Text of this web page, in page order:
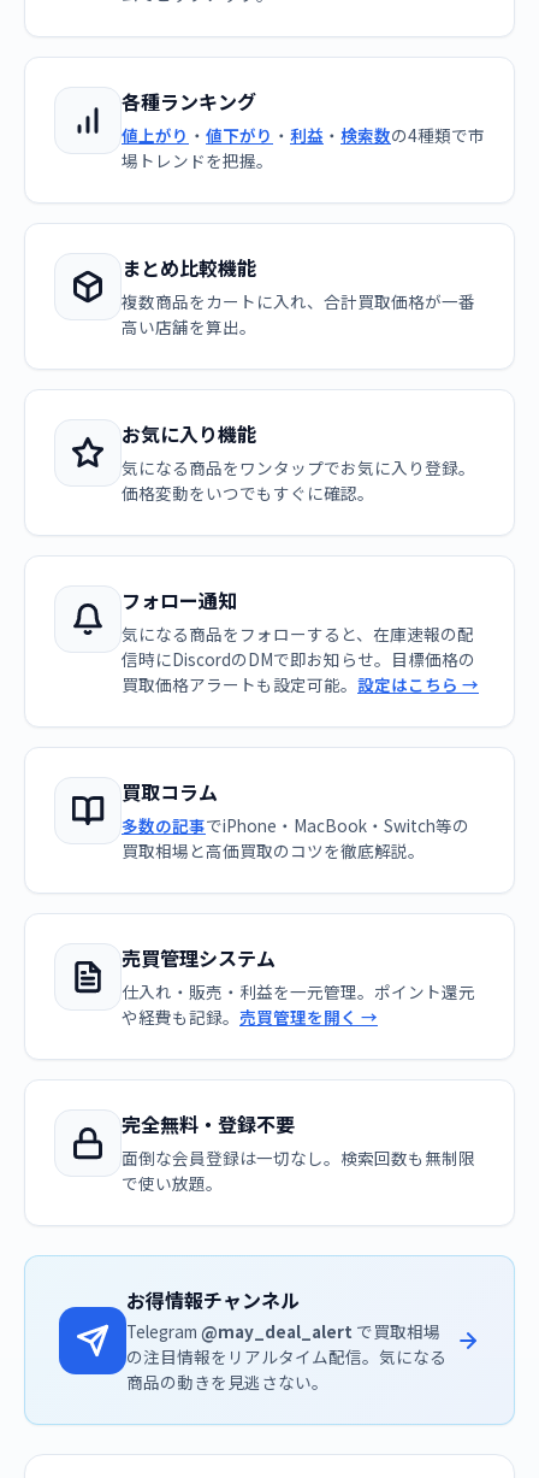
各種ランキング
値上がり ・ 値下がり ・ 利益 ・ 検索数の4種類で市
場トレンドを把握。
まとめ比較機能
複数商品をカートに入れ、合計買取価格が一番
高い店舗を算出。
お気に入り機能
気になる商品をワンタップでお気に入り登録。
価格変動をいつでもすぐに確認。
フォロー通知
気になる商品をフォローすると、在庫速報の配
信時にDiscordのDMで即お知らせ。目標価格の
買取価格アラートも設定可能。 設定はこちら →
買取コラム
多数の記事でiPhone・MacBook・Switch等の
買取相場と高価買取のコツを徹底解説。
売買管理システム
仕入れ・販売・利益を一元管理。ポイント還元
や経費も記録。 売買管理を開く →
完全無料・登録不要
面倒な会員登録は一切なし。検索回数も無制限
で使い放題。
お得情報チャンネル
Telegram @may_deal_alert で買取相場
の注目情報をリアルタイム配信。気になる
商品の動きを見逃さない。